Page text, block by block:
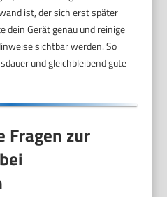
ist, der sich erst später
dein Gerät genau und reinige
sichtbar werden. So
und gleichbleibend gute
Fragen zur